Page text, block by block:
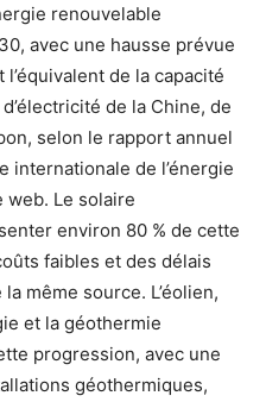
renouvelable
avec une hausse prévue
de la capacité
de la Chine, de
selon le rapport annuel
internationale de l’énergie
web. Le solaire
environ 80 % de cette
faibles et des délais
même source. L’éolien,
et la géothermie
progression, avec une
géothermiques,